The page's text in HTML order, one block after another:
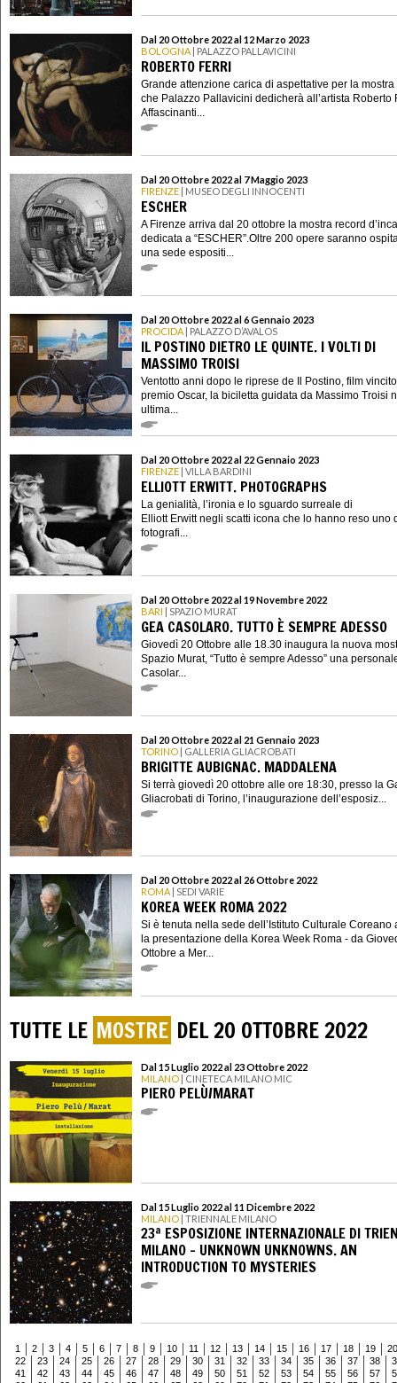
Dal 20 Ottobre 2022 al 12 Marzo 2023
BOLOGNA | PALAZZO PALLAVICINI
ROBERTO FERRI
Grande attenzione carica di aspettative per la mostra
che Palazzo Pallavicini dedicherà all’artista Roberto
Affascinanti...
Dal 20 Ottobre 2022 al 7 Maggio 2023
FIRENZE | MUSEO DEGLI INNOCENTI
ESCHER
A Firenze arriva dal 20 ottobre la mostra record
dedicata a “ESCHER”.Oltre 200 opere saranno
una sede espositi...
Dal 20 Ottobre 2022 al 6 Gennaio 2023
PROCIDA | PALAZZO D’AVALOS
IL POSTINO DIETRO LE QUINTE. I VOLTI DI
MASSIMO TROISI
Ventotto anni dopo le riprese de Il Postino, film
premio Oscar, la biciletta guidata da Massimo Troisi
ultima...
Dal 20 Ottobre 2022 al 22 Gennaio 2023
FIRENZE | VILLA BARDINI
ELLIOTT ERWITT. PHOTOGRAPHS
La genialità, l’ironia e lo sguardo surreale di
Elliott Erwitt negli scatti icona che lo hanno reso uno
fotografi...
Dal 20 Ottobre 2022 al 19 Novembre 2022
BARI | SPAZIO MURAT
GEA CASOLARO. TUTTO È SEMPRE ADESSO
Giovedì 20 Ottobre alle 18.30 inaugura la nuova
Spazio Murat, “Tutto è sempre Adesso” una
Casolar...
Dal 20 Ottobre 2022 al 21 Gennaio 2023
TORINO | GALLERIA GLIACROBATI
BRIGITTE AUBIGNAC. MADDALENA
Si terrà giovedì 20 ottobre alle ore 18:30, presso la
Gliacrobati di Torino, l’inaugurazione dell’esposiz...
Dal 20 Ottobre 2022 al 26 Ottobre 2022
ROMA | SEDI VARIE
KOREA WEEK ROMA 2022
Si è tenuta nella sede dell’Istituto Culturale Coreano
la presentazione della Korea Week Roma - da
Ottobre a Mer...
TUTTE LE MOSTRE DEL 20 OTTOBRE 2022
Dal 15 Luglio 2022 al 23 Ottobre 2022
MILANO | CINETECA MILANO MIC
PIERO PELÙ/MARAT
Dal 15 Luglio 2022 al 11 Dicembre 2022
MILANO | TRIENNALE MILANO
23ª ESPOSIZIONE INTERNAZIONALE DI
MILANO - UNKNOWN UNKNOWNS. AN
INTRODUCTION TO MYSTERIES
1 2 3 4 5 6 7 8 9 10 11 12 13 14 15 16 17 18 19
20
22
23 24 25 26 27 28 29 30 31 32 33 34 35 36 37 38
41
42 43 44 45 46 47 48 49 50 51 52 53 54 55 56 57